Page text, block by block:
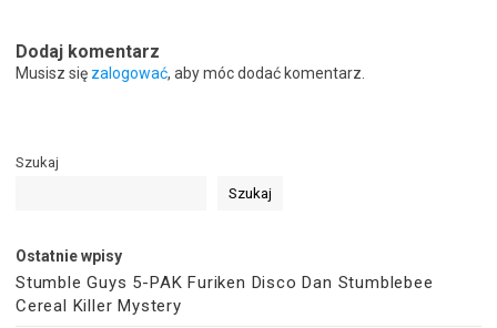
Dodaj komentarz
Musisz się zalogować, aby móc dodać komentarz.
Szukaj
Szukaj
Ostatnie wpisy
Stumble Guys 5-PAK Furiken Disco Dan Stumblebee
Cereal Killer Mystery